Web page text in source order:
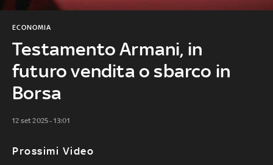
Testamento Armani, in
futuro vendita o sbarco in
Borsa
ECONOMIA
12 set 2025 - 13:01
Prossimi Video